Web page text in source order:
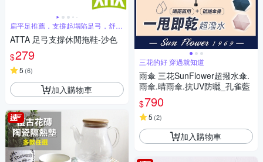
扁平足推薦，支撐起塌陷足弓，舒緩
腳部壓力
ATTA 足弓支撐休閒拖鞋-沙色
$279
5 (6)
加入購物車
三花的好 穿過就知道
雨傘 三花SunFlower超撥水傘.
雨傘.晴雨傘.抗UV防曬_孔雀藍
$790
5 (2)
加入購物車